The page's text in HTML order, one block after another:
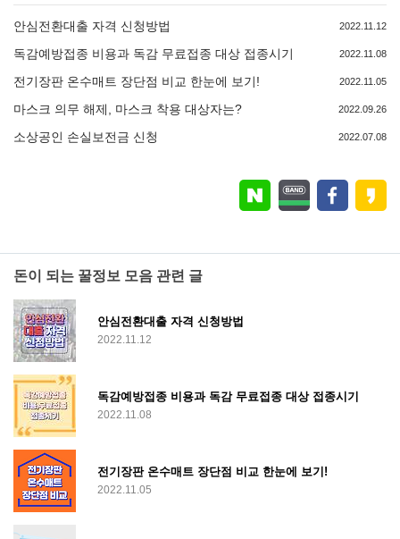
안심전환대출 자격 신청방법 2022.11.12
독감예방접종 비용과 독감 무료접종 대상 접종시기 2022.11.08
전기장판 온수매트 장단점 비교 한눈에 보기! 2022.11.05
마스크 의무 해제, 마스크 착용 대상자는? 2022.09.26
소상공인 손실보전금 신청 2022.07.08
돈이 되는 꿀정보 모음 관련 글
안심전환대출 자격 신청방법
2022.11.12
독감예방접종 비용과 독감 무료접종 대상 접종시기
2022.11.08
전기장판 온수매트 장단점 비교 한눈에 보기!
2022.11.05